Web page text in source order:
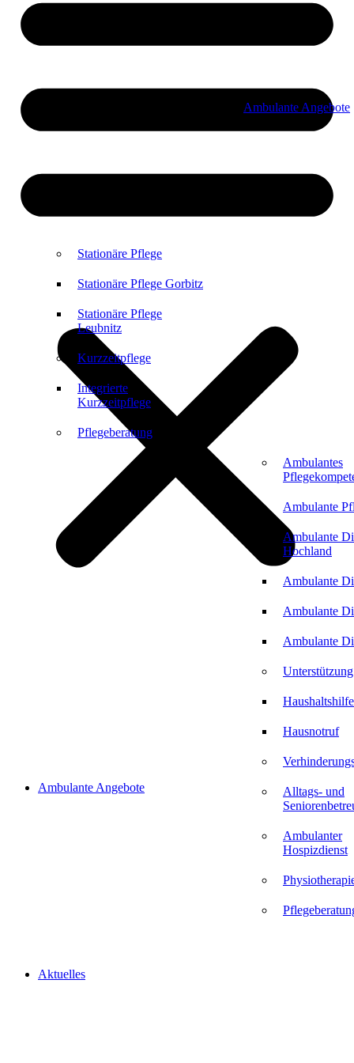
Aktuelles
Stationäre Pflege
Stationäre Pflege Gorbitz
Stationäre Pflege
Leubnitz
Kurzzeitpflege
Integrierte
Kurzzeitpflege
Pflegeberatung
Ambulante Angebote
Ambulante Angebote
Ambulantes
Ambulante
Ambulante
Hochland
Ambulante
Ambulante
Ambulante
Haushaltshilfe
Hausnotruf
Alltags- und
Ambulanter
Hospizdienst